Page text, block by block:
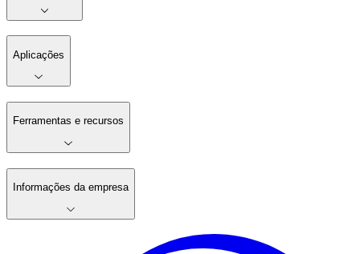
Aplicações
Ferramentas e recursos
Informações da empresa